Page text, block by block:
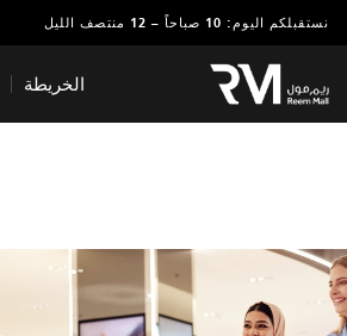
نستقبلكم اليوم: 10 صباحاً – 12 منتصف الليل
تسوق
ترفيه
خدمات
الخريطة